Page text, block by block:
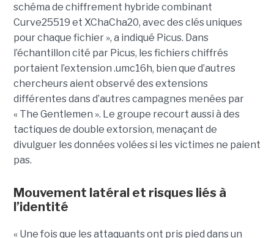
schéma de chiffrement hybride combinant
Curve25519 et XChaCha20, avec des clés uniques
pour chaque fichier », a indiqué Picus. Dans
l’échantillon cité par Picus, les fichiers chiffrés
portaient l’extension .umc16h, bien que d’autres
chercheurs aient observé des extensions
différentes dans d’autres campagnes menées par
« The Gentlemen ». Le groupe recourt aussi à des
tactiques de double extorsion, menaçant de
divulguer les données volées si les victimes ne paient
pas.
Mouvement latéral et risques liés à
l’identité
« Une fois que les attaquants ont pris pied dans un